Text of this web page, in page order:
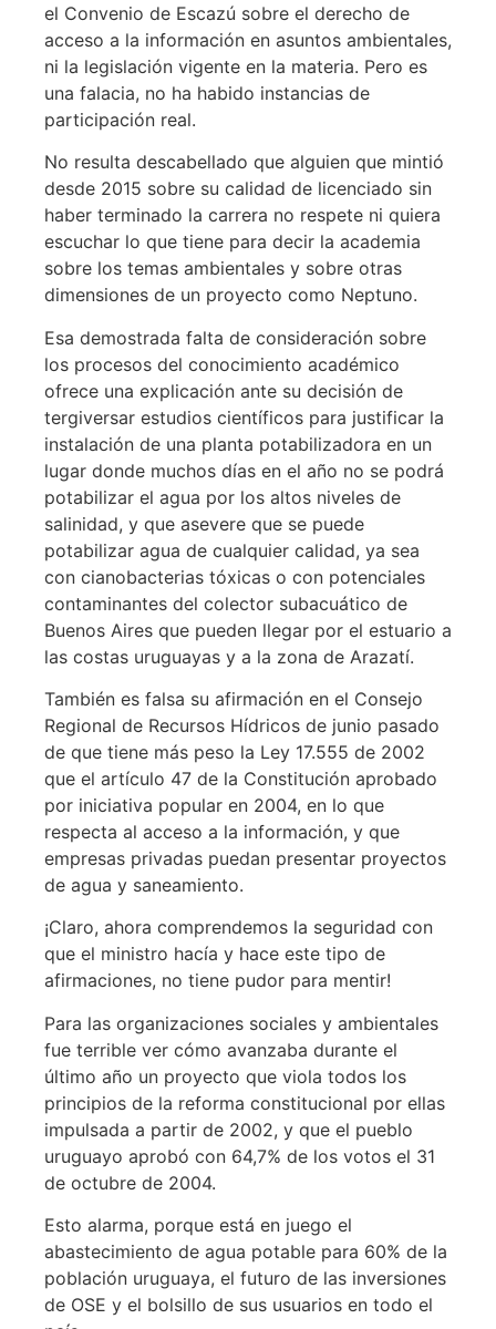
el Convenio de Escazú sobre el derecho de
acceso a la información en asuntos ambientales,
ni la legislación vigente en la materia. Pero es
una falacia, no ha habido instancias de
participación real.
No resulta descabellado que alguien que mintió
desde 2015 sobre su calidad de licenciado sin
haber terminado la carrera no respete ni quiera
escuchar lo que tiene para decir la academia
sobre los temas ambientales y sobre otras
dimensiones de un proyecto como Neptuno.
Esa demostrada falta de consideración sobre
los procesos del conocimiento académico
ofrece una explicación ante su decisión de
tergiversar estudios científicos para justificar la
instalación de una planta potabilizadora en un
lugar donde muchos días en el año no se podrá
potabilizar el agua por los altos niveles de
salinidad, y que asevere que se puede
potabilizar agua de cualquier calidad, ya sea
con cianobacterias tóxicas o con potenciales
contaminantes del colector subacuático de
Buenos Aires que pueden llegar por el estuario a
las costas uruguayas y a la zona de Arazatí.
También es falsa su afirmación en el Consejo
Regional de Recursos Hídricos de junio pasado
de que tiene más peso la Ley 17.555 de 2002
que el artículo 47 de la Constitución aprobado
por iniciativa popular en 2004, en lo que
respecta al acceso a la información, y que
empresas privadas puedan presentar proyectos
de agua y saneamiento.
¡Claro, ahora comprendemos la seguridad con
que el ministro hacía y hace este tipo de
afirmaciones, no tiene pudor para mentir!
Para las organizaciones sociales y ambientales
fue terrible ver cómo avanzaba durante el
último año un proyecto que viola todos los
principios de la reforma constitucional por ellas
impulsada a partir de 2002, y que el pueblo
uruguayo aprobó con 64,7% de los votos el 31
de octubre de 2004.
Esto alarma, porque está en juego el
abastecimiento de agua potable para 60% de la
población uruguaya, el futuro de las inversiones
de OSE y el bolsillo de sus usuarios en todo el